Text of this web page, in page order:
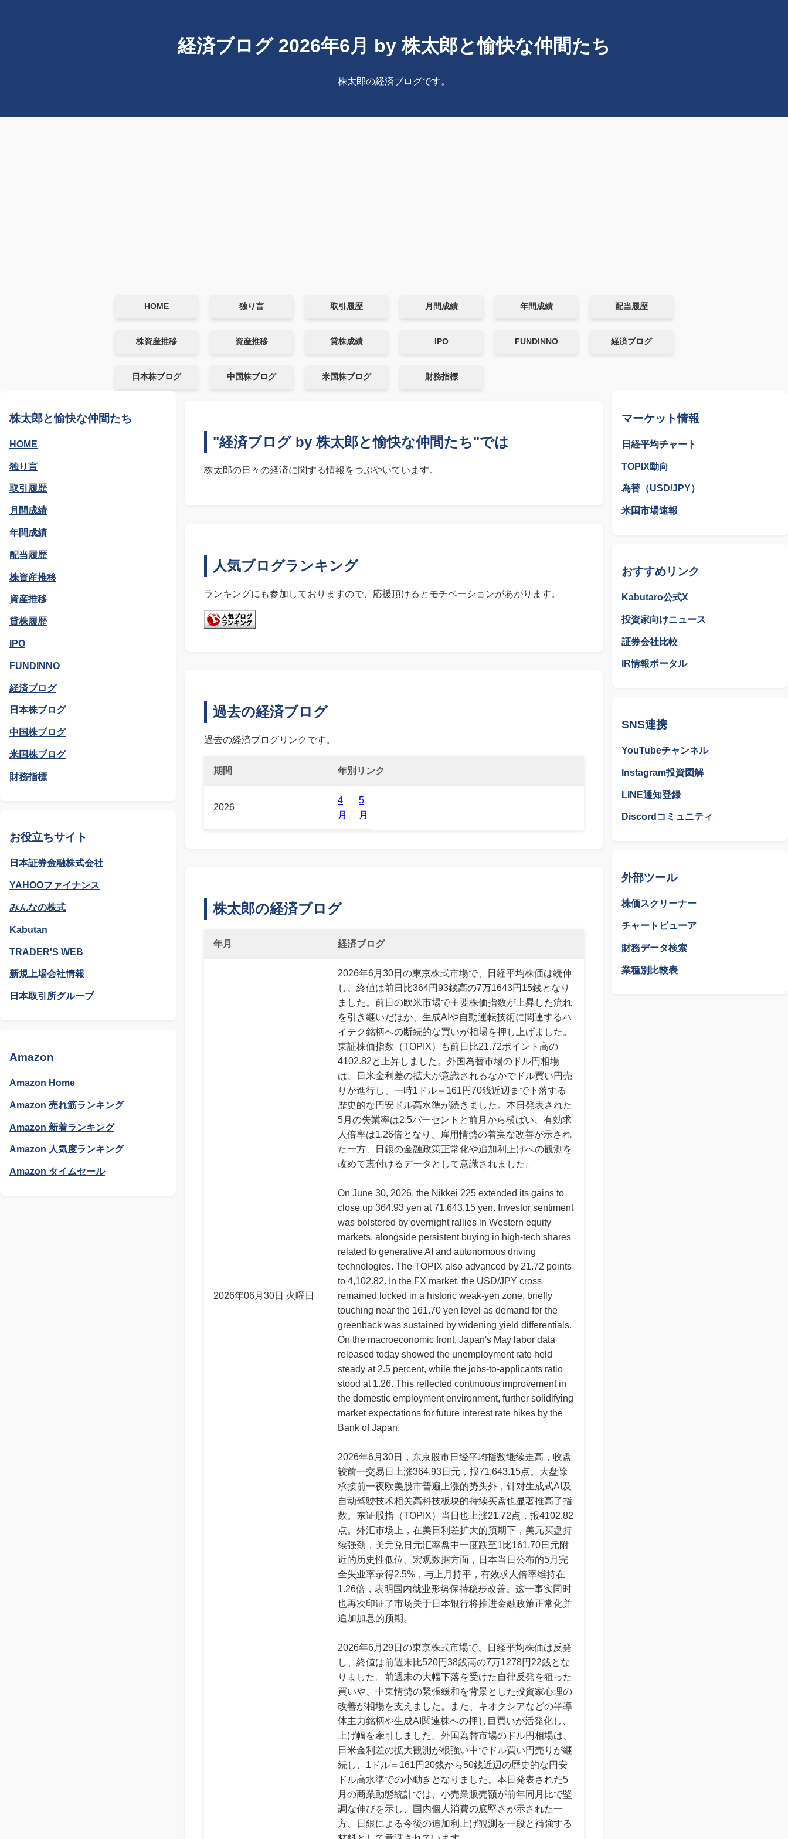
経済ブログ 2026年6月 by 株太郎と愉快な仲間たち
株太郎の経済ブログです。
HOME 独り言 取引履歴 月間成績 年間成績 配当履歴
株資産推移 資産推移 貸株成績 IPO FUNDINNO 経済ブログ
日本株ブログ 中国株ブログ 米国株ブログ 財務指標
株太郎と愉快な仲間たち
HOME
独り言
取引履歴
月間成績
年間成績
配当履歴
株資産推移
資産推移
貸株履歴
IPO
FUNDINNO
経済ブログ
日本株ブログ
中国株ブログ
米国株ブログ
財務指標
お役立ちサイト
日本証券金融株式会社
YAHOOファイナンス
みんなの株式
Kabutan
TRADER'S WEB
新規上場会社情報
日本取引所グループ
Amazon
Amazon Home
Amazon 売れ筋ランキング
Amazon 新着ランキング
Amazon 人気度ランキング
Amazon タイムセール
"経済ブログ by 株太郎と愉快な仲間たち"では
株太郎の日々の経済に関する情報をつぶやいています。
人気ブログランキング
ランキングにも参加しておりますので、応援頂けるとモチベーションがあがります。
過去の経済ブログ
過去の経済ブログリンクです。
期間 年別リンク
2026
4
月
5
月
株太郎の経済ブログ
年月 経済ブログ
2026年06月30日 火曜日
2026年6月30日の東京株式市場で、日経平均株価は続伸
し、終値は前日比364円93銭高の7万1643円15銭となり
ました。前日の欧米市場で主要株価指数が上昇した流れ
を引き継いだほか、生成AIや自動運転技術に関連するハ
イテク銘柄への断続的な買いが相場を押し上げました。
東証株価指数（TOPIX）も前日比21.72ポイント高の
4102.82と上昇しました。外国為替市場のドル円相場
は、日米金利差の拡大が意識されるなかでドル買い円売
りが進行し、一時1ドル＝161円70銭近辺まで下落する
歴史的な円安ドル高水準が続きました。本日発表された
5月の失業率は2.5パーセントと前月から横ばい、有効求
人倍率は1.26倍となり、雇用情勢の着実な改善が示され
た一方、日銀の金融政策正常化や追加利上げへの観測を
改めて裏付けるデータとして意識されました。
On June 30, 2026, the Nikkei 225 extended its gains to
close up 364.93 yen at 71,643.15 yen. Investor sentiment
was bolstered by overnight rallies in Western equity
markets, alongside persistent buying in high-tech shares
related to generative AI and autonomous driving
technologies. The TOPIX also advanced by 21.72 points
to 4,102.82. In the FX market, the USD/JPY cross
remained locked in a historic weak-yen zone, briefly
touching near the 161.70 yen level as demand for the
greenback was sustained by widening yield differentials.
On the macroeconomic front, Japan's May labor data
released today showed the unemployment rate held
steady at 2.5 percent, while the jobs-to-applicants ratio
stood at 1.26. This reflected continuous improvement in
the domestic employment environment, further solidifying
market expectations for future interest rate hikes by the
Bank of Japan.
2026年6月30日，东京股市日经平均指数继续走高，收盘
较前一交易日上涨364.93日元，报71,643.15点。大盘除
承接前一夜欧美股市普遍上涨的势头外，针对生成式AI及
自动驾驶技术相关高科技板块的持续买盘也显著推高了指
数。东证股指（TOPIX）当日也上涨21.72点，报4102.82
点。外汇市场上，在美日利差扩大的预期下，美元买盘持
续强劲，美元兑日元汇率盘中一度跌至1比161.70日元附
近的历史性低位。宏观数据方面，日本当日公布的5月完
全失业率录得2.5%，与上月持平，有效求人倍率维持在
1.26倍，表明国内就业形势保持稳步改善。这一事实同时
也再次印证了市场关于日本银行将推进金融政策正常化并
追加加息的预期。
2026年6月29日の東京株式市場で、日経平均株価は反発
し、終値は前週末比520円38銭高の7万1278円22銭とな
りました。前週末の大幅下落を受けた自律反発を狙った
買いや、中東情勢の緊張緩和を背景とした投資家心理の
改善が相場を支えました。また、キオクシアなどの半導
体主力銘柄や生成AI関連株への押し目買いが活発化し、
上げ幅を牽引しました。外国為替市場のドル円相場は、
日米金利差の拡大観測が根強い中でドル買い円売りが継
続し、1ドル＝161円20銭から50銭近辺の歴史的な円安
ドル高水準での小動きとなりました。本日発表された5
月の商業動態統計では、小売業販売額が前年同月比で堅
調な伸びを示し、国内個人消費の底堅さが示された一
方、日銀による今後の追加利上げ観測を一段と補強する
マーケット情報
日経平均チャート
TOPIX動向
為替（USD/JPY）
米国市場速報
おすすめリンク
Kabutaro公式X
投資家向けニュース
証券会社比較
IR情報ポータル
SNS連携
YouTubeチャンネル
Instagram投資図解
LINE通知登録
Discordコミュニティ
外部ツール
株価スクリーナー
チャートビューア
財務データ検索
業種別比較表